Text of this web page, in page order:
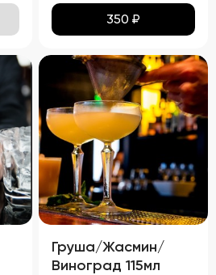
350 ₽
Груша/Жасмин/
Виноград 115мл